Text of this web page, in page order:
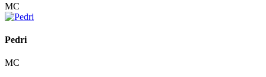
MC
Pedri
MC